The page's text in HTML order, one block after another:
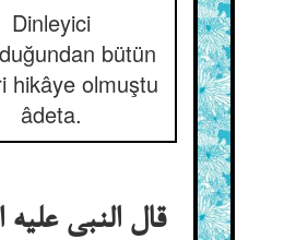
Dinleyici
bütün
hikâye olmuştu
âdeta.
قال النبی علیه